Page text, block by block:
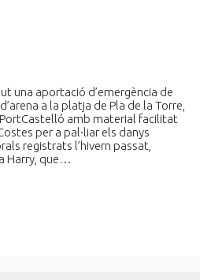
una aportació d’emergència de
a la platja de Pla de la Torre,
amb material facilitat
per a pal·liar els danys
registrats l’hivern passat,
Harry, que…